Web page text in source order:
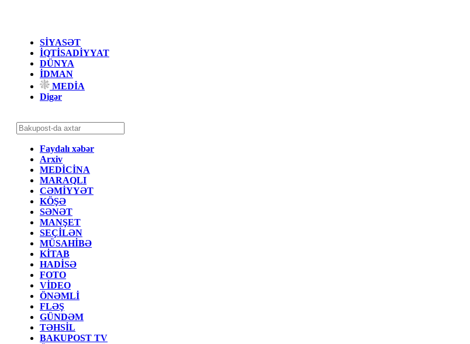
SİYASƏT
İQTİSADİYYAT
DÜNYA
İDMAN
MEDİA
Digər
Faydalı xəbər
Arxiv
MEDİCİNA
MARAQLI
CƏMİYYƏT
KÖŞƏ
SƏNƏT
MANŞET
SEÇİLƏN
MÜSAHİBƏ
KİTAB
HADİSƏ
FOTO
VİDEO
ÖNƏMLİ
FLƏŞ
GÜNDƏM
TƏHSİL
BAKUPOST TV